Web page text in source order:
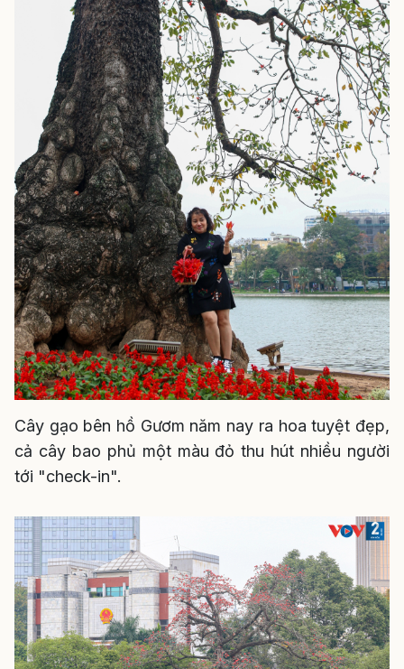
Cây gạo bên hồ Gươm năm nay ra hoa tuyệt đẹp,
cả cây bao phủ một màu đỏ thu hút nhiều người
tới "check-in".